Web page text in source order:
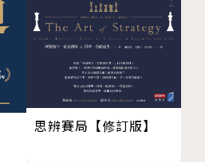
精準判斷是該買入或賣出
交量小＝人氣低。成交量增
買入訊號」；在高檔大量成交
的時候，可能就是「賣出訊
該立刻停損嗎？
嗎？
下跌
股票
成交量兩者都要注意
思辨賽局【修訂版】